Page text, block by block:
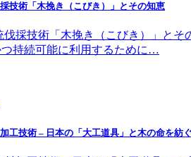
技術「木挽き（こびき）」とその知恵
伐採技術「木挽き（こびき）」と
つ持続可能に利用するために…
工技術 – 日本の「大工道具」と木の命を紡